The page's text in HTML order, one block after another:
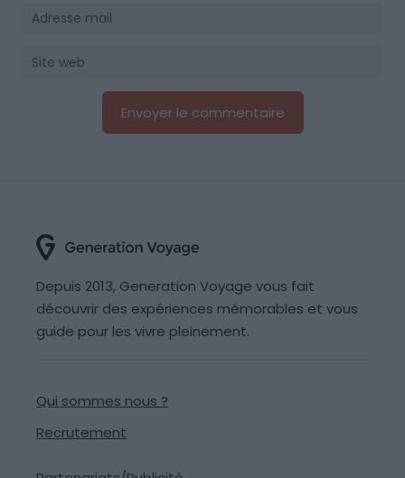
Depuis 2013, Generation Voyage vous fait
découvrir des expériences mémorables et vous
guide pour les vivre pleinement.
Qui sommes nous ?
Recrutement